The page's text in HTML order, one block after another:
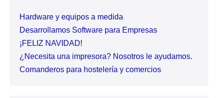
Hardware y equipos a medida
Desarrollamos Software para Empresas
¡FELIZ NAVIDAD!
¿Necesita una impresora? Nosotros le ayudamos.
Comanderos para hostelería y comercios